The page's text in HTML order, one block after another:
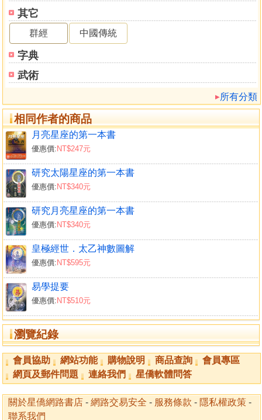
其它
群經 中國傳統
字典
武術
所有分類
相同作者的商品
月亮星座的第一本書
優惠價: NT$247元
研究太陽星座的第一本書
優惠價: NT$340元
研究月亮星座的第一本書
優惠價: NT$340元
皇極經世．太乙神數圖解
優惠價: NT$595元
易學提要
優惠價: NT$510元
瀏覽紀錄
會員協助 網站功能 購物說明 商品查詢
會員專區
網頁及郵件問題
連絡我們 星僑軟體問答
關於星僑網路書店 - 網路交易安全 - 服務條款 - 隱私權政策 -
聯系我們